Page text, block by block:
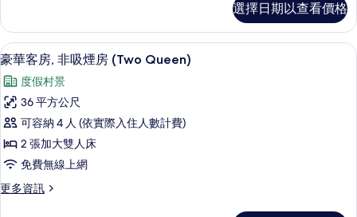
(One
King
Pullout
sofa)
的
所
有
相
客
房,
非
煙
房
(One
King
Pullout
sofa)
的
詳
選擇日期以查看價格
顯
示
豪
華
客
房,
吸
豪華客房, 非吸煙房 (Two Queen) |
5
豪華客房, 非吸煙房 (Two Queen)
度假村景
36 平方公尺
可容納 4 人 (依實際入住人數計費)
2 張加大雙人床
免費無線上網
更多資訊
更